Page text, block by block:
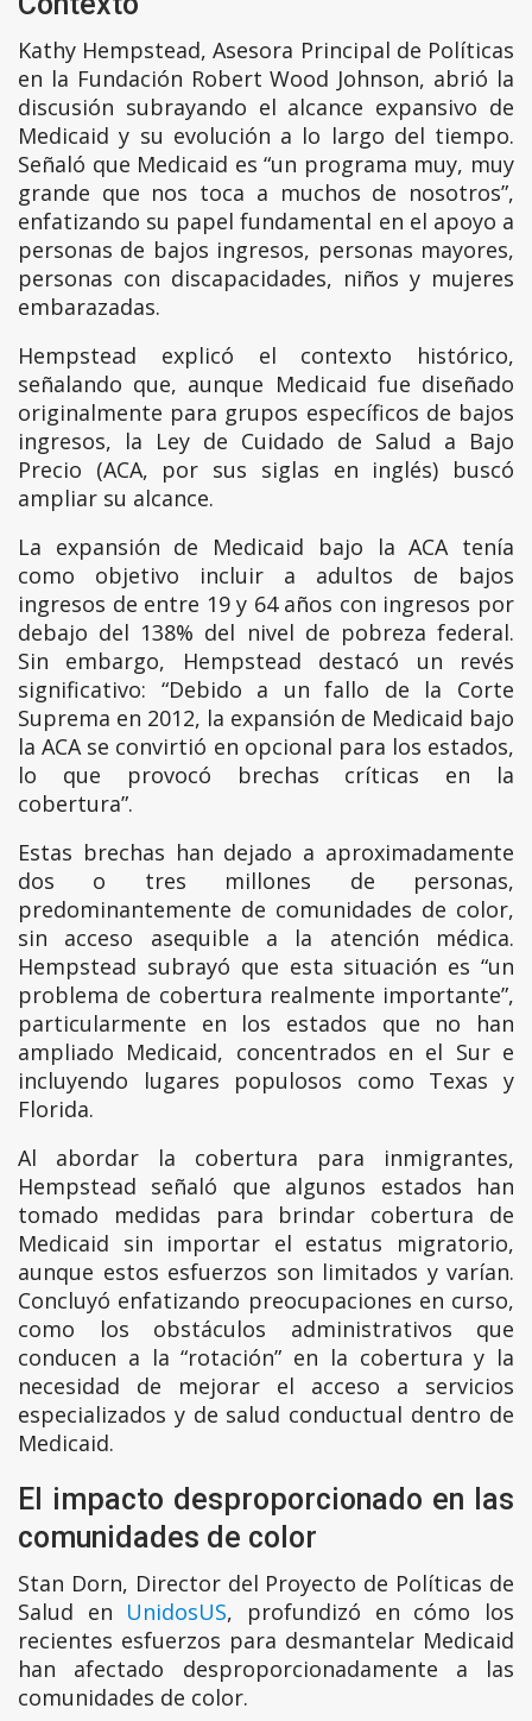
Kathy Hempstead, Asesora Principal de Políticas
en la Fundación Robert Wood Johnson, abrió la
discusión subrayando el alcance expansivo de
Medicaid y su evolución a lo largo del tiempo.
Señaló que Medicaid es “un programa muy, muy
grande que nos toca a muchos de nosotros”,
enfatizando su papel fundamental en el apoyo a
personas de bajos ingresos, personas mayores,
personas con discapacidades, niños y mujeres
embarazadas.
Hempstead explicó el contexto histórico,
señalando que, aunque Medicaid fue diseñado
originalmente para grupos específicos de bajos
ingresos, la Ley de Cuidado de Salud a Bajo
Precio (ACA, por sus siglas en inglés) buscó
ampliar su alcance.
La expansión de Medicaid bajo la ACA tenía
como objetivo incluir a adultos de bajos
ingresos de entre 19 y 64 años con ingresos por
debajo del 138% del nivel de pobreza federal.
Sin embargo, Hempstead destacó un revés
significativo: “Debido a un fallo de la Corte
Suprema en 2012, la expansión de Medicaid bajo
la ACA se convirtió en opcional para los estados,
lo que provocó brechas críticas en la
cobertura”.
Estas brechas han dejado a aproximadamente
dos o tres millones de personas,
predominantemente de comunidades de color,
sin acceso asequible a la atención médica.
Hempstead subrayó que esta situación es “un
problema de cobertura realmente importante”,
particularmente en los estados que no han
ampliado Medicaid, concentrados en el Sur e
incluyendo lugares populosos como Texas y
Florida.
Al abordar la cobertura para inmigrantes,
Hempstead señaló que algunos estados han
tomado medidas para brindar cobertura de
Medicaid sin importar el estatus migratorio,
aunque estos esfuerzos son limitados y varían.
Concluyó enfatizando preocupaciones en curso,
como los obstáculos administrativos que
conducen a la “rotación” en la cobertura y la
necesidad de mejorar el acceso a servicios
especializados y de salud conductual dentro de
Medicaid.
El impacto desproporcionado en las
comunidades de color
Stan Dorn, Director del Proyecto de Políticas de
Salud en UnidosUS, profundizó en cómo los
recientes esfuerzos para desmantelar Medicaid
han afectado desproporcionadamente a las
comunidades de color.